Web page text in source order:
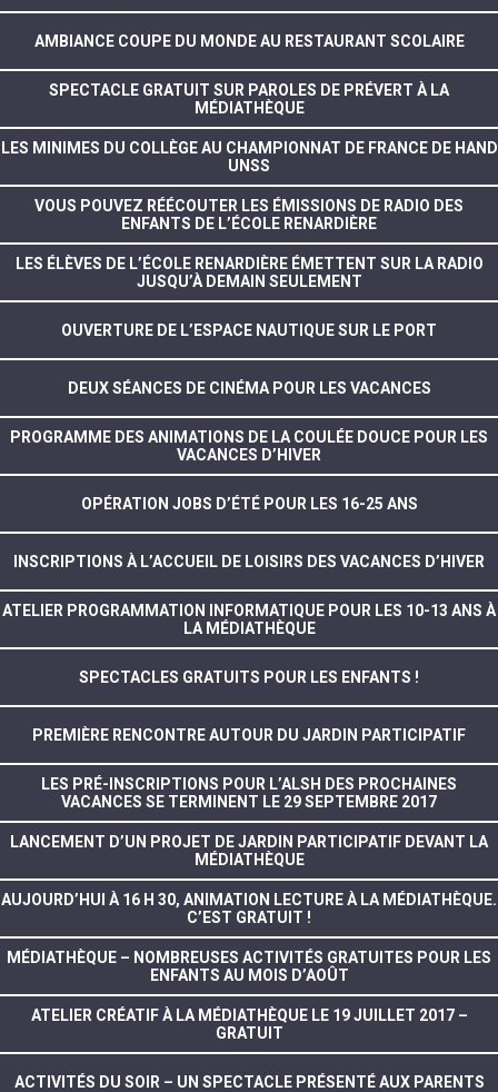
AMBIANCE COUPE DU MONDE AU RESTAURANT SCOLAIRE
SPECTACLE GRATUIT SUR PAROLES DE PRÉVERT À LA
MÉDIATHÈQUE
LES MINIMES DU COLLÈGE AU CHAMPIONNAT DE FRANCE DE HAND
UNSS
VOUS POUVEZ RÉÉCOUTER LES ÉMISSIONS DE RADIO DES
ENFANTS DE L’ÉCOLE RENARDIÈRE
LES ÉLÈVES DE L’ÉCOLE RENARDIÈRE ÉMETTENT SUR LA RADIO
JUSQU’À DEMAIN SEULEMENT
OUVERTURE DE L’ESPACE NAUTIQUE SUR LE PORT
DEUX SÉANCES DE CINÉMA POUR LES VACANCES
PROGRAMME DES ANIMATIONS DE LA COULÉE DOUCE POUR LES
VACANCES D’HIVER
OPÉRATION JOBS D’ÉTÉ POUR LES 16-25 ANS
INSCRIPTIONS À L’ACCUEIL DE LOISIRS DES VACANCES D’HIVER
ATELIER PROGRAMMATION INFORMATIQUE POUR LES 10-13 ANS À
LA MÉDIATHÈQUE
SPECTACLES GRATUITS POUR LES ENFANTS !
PREMIÈRE RENCONTRE AUTOUR DU JARDIN PARTICIPATIF
LES PRÉ-INSCRIPTIONS POUR L’ALSH DES PROCHAINES
VACANCES SE TERMINENT LE 29 SEPTEMBRE 2017
LANCEMENT D’UN PROJET DE JARDIN PARTICIPATIF DEVANT LA
MÉDIATHÈQUE
AUJOURD’HUI À 16 H 30, ANIMATION LECTURE À LA MÉDIATHÈQUE.
C’EST GRATUIT !
MÉDIATHÈQUE – NOMBREUSES ACTIVITÉS GRATUITES POUR LES
ENFANTS AU MOIS D’AOÛT
ATELIER CRÉATIF À LA MÉDIATHÈQUE LE 19 JUILLET 2017 –
GRATUIT
ACTIVITÉS DU SOIR – UN SPECTACLE PRÉSENTÉ AUX PARENTS